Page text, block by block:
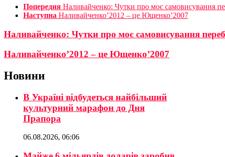
Попередня Наливайченко: Чутки про моє самовисування
Наступна Наливайченко’2012 – це Ющенко’2007
Наливайченко: Чутки про моє самовисування
Наливайченко’2012 – це Ющенко’2007
Новини
В Україні відбудеться найбільший
культурний марафон до Дня
Прапора
06.08.2026, 06:06